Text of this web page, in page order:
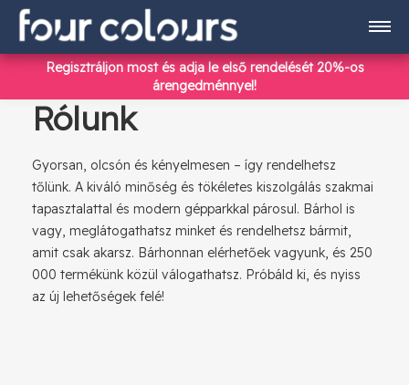
Regisztráció
Bejelentkezés
Regisztráljon mostés adja le első rendelését 20%-os
árengedménnyel!
Rólunk
Gyorsan, olcsón és kényelmesen – így rendelhetsz
tőlünk. A kiváló minőség és tökéletes kiszolgálás szakmai
tapasztalattal és modern gépparkkal párosul. Bárhol is
vagy, meglátogathatsz minket és rendelhetsz bármit,
amit csak akarsz. Bárhonnan elérhetőek vagyunk, és 250
000 termékünk közül válogathatsz. Próbáld ki, és nyiss
az új lehetőségek felé!